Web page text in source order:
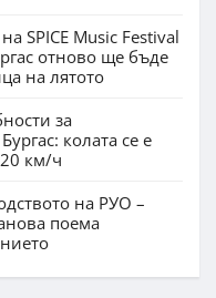
SPICE Music Festival
отново ще бъде
на лятото
за
колата се е
км/ч
на РУО –
поема